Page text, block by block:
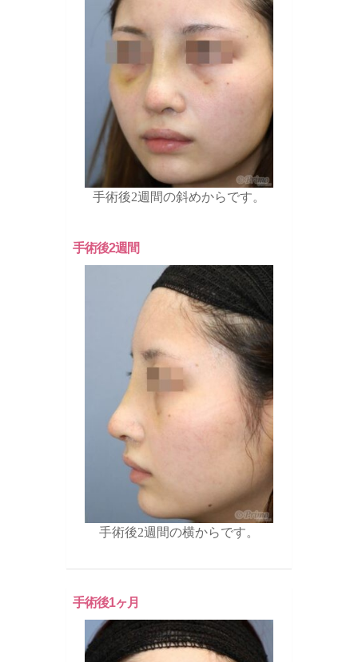
手術後2週間の斜めからです。
手術後2週間
手術後2週間の横からです。
手術後1ヶ月